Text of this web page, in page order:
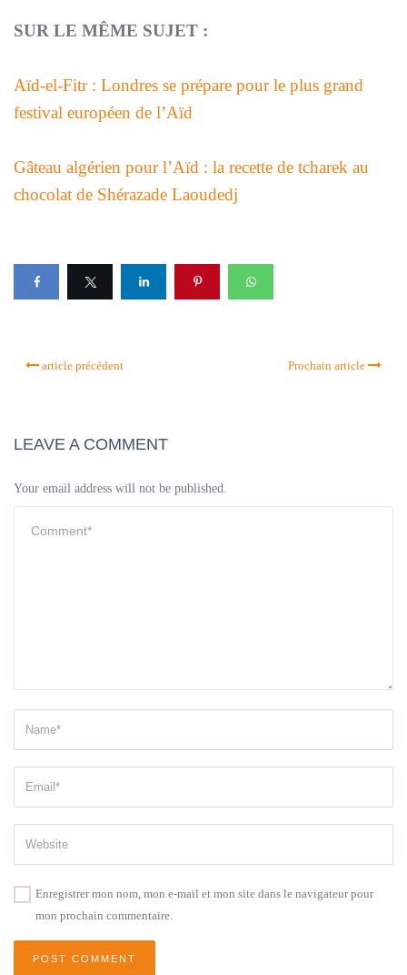
SUR LE MÊME SUJET :
Aïd-el-Fitr : Londres se prépare pour le plus grand
festival européen de l’Aïd
Gâteau algérien pour l’Aïd : la recette de tcharek au
chocolat de Shérazade Laoudedj
article précédent Prochain article
LEAVE A COMMENT
Your email address will not be published.
Enregistrer mon nom, mon e-mail et mon site dans le navigateur pour
mon prochain commentaire.